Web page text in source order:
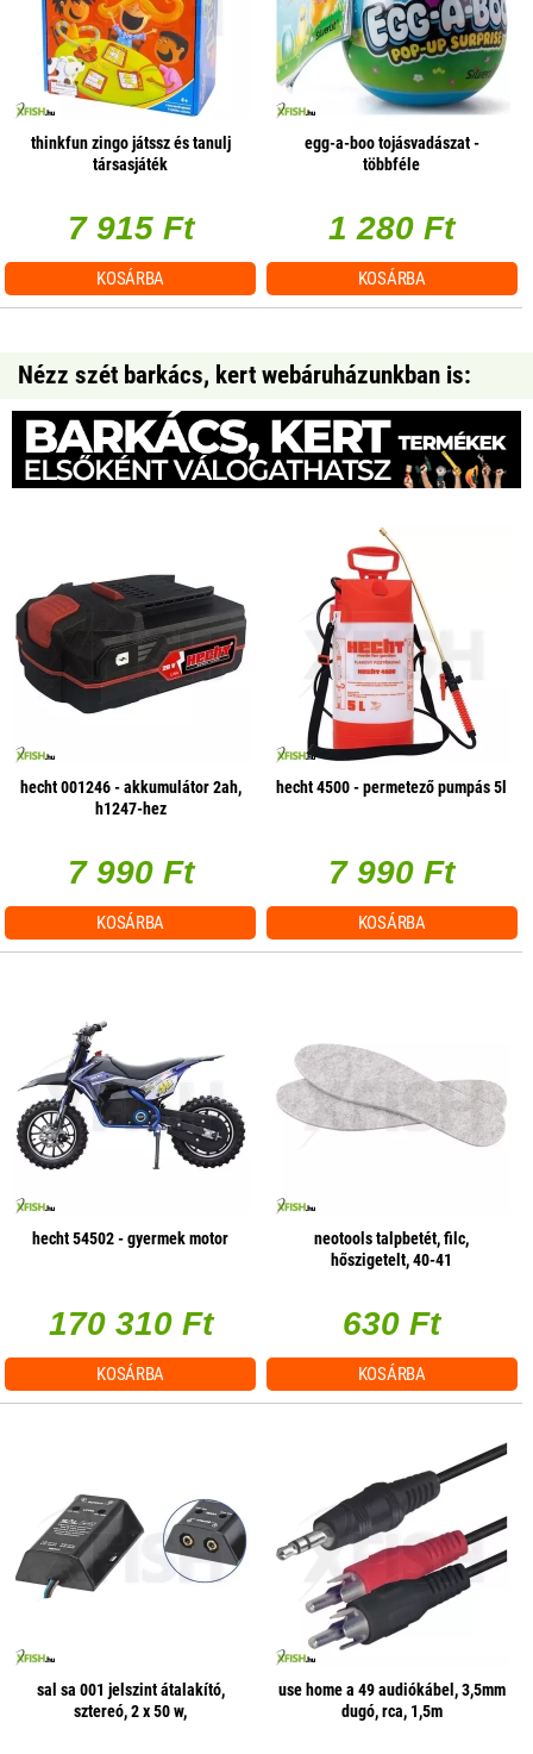
thinkfun zingo játssz és tanulj
társasjáték
7 915 Ft
KOSÁRBA
egg-a-boo tojásvadászat -
többféle
1 280 Ft
KOSÁRBA
Nézz szét barkács, kert webáruházunkban is:
hecht 001246 - akkumulátor 2ah,
h1247-hez
7 990 Ft
KOSÁRBA
hecht 4500 - permetező pumpás 5l
7 990 Ft
KOSÁRBA
hecht 54502 - gyermek motor
170 310 Ft
KOSÁRBA
neotools talpbetét, filc,
hőszigetelt, 40-41
630 Ft
KOSÁRBA
sal sa 001 jelszint átalakító,
sztereó, 2 x 50 w,
use home a 49 audiókábel, 3,5mm
dugó, rca, 1,5m